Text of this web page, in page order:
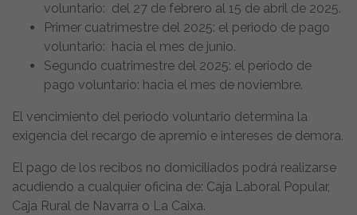
voluntario: del 27 de febrero al 15 de abril de 2025.
Primer cuatrimestre del 2025: el periodo de pago
voluntario: hacia el mes de junio.
Segundo cuatrimestre del 2025: el periodo de
pago voluntario: hacia el mes de noviembre.
El vencimiento del periodo voluntario determina la
exigencia del recargo de apremio e intereses de demora.
El pago de los recibos no domiciliados podrá realizarse
acudiendo a cualquier oficina de: Caja Laboral Popular,
Caja Rural de Navarra o La Caixa.